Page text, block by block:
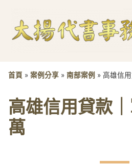
首頁 » 案例分享 » 南部案例 » 高雄信
高雄信用貸款
萬